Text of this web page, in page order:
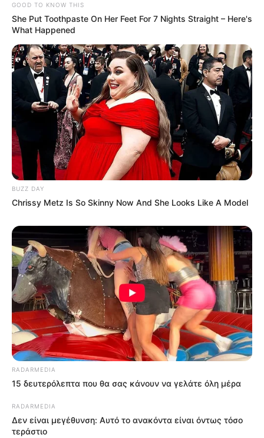
GOOD TO KNOW THIS
She Put Toothpaste On Her Feet For 7 Nights Straight – Here's
What Happened
BUZZ DAY
Chrissy Metz Is So Skinny Now And She Looks Like A Model
RADARMEDIA
15 δευτερόλεπτα που θα σας κάνουν να γελάτε όλη μέρα
RADARMEDIA
Δεν είναι μεγέθυνση: Αυτό το ανακόντα είναι όντως τόσο
τεράστιο